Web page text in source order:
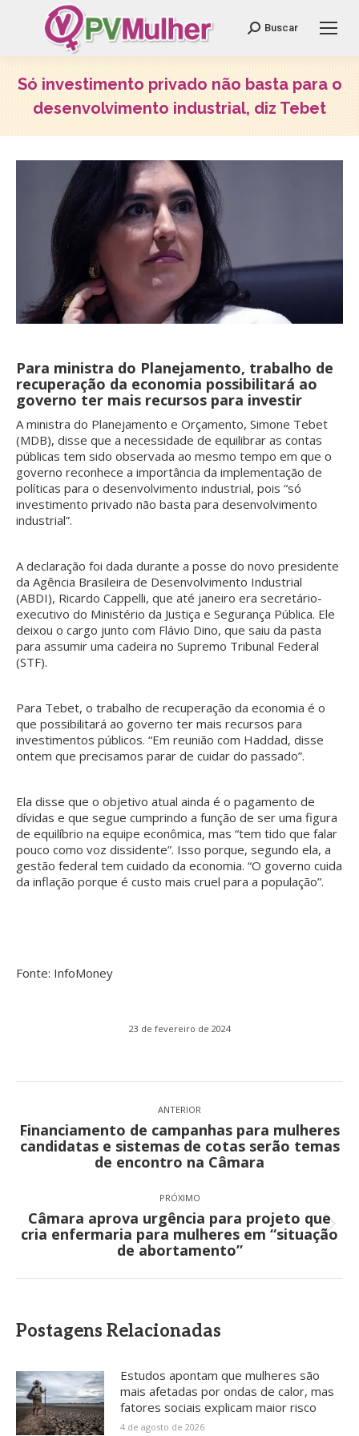
Search:
Buscar
Só investimento privado não basta para o
desenvolvimento industrial, diz Tebet
Para ministra do Planejamento, trabalho de
recuperação da economia possibilitará ao
governo ter mais recursos para investir
A ministra do Planejamento e Orçamento, Simone Tebet
(MDB), disse que a necessidade de equilibrar as contas
públicas tem sido observada ao mesmo tempo em que o
governo reconhece a importância da implementação de
políticas para o desenvolvimento industrial, pois “só
investimento privado não basta para desenvolvimento
industrial”.
A declaração foi dada durante a posse do novo presidente
da Agência Brasileira de Desenvolvimento Industrial
(ABDI), Ricardo Cappelli, que até janeiro era secretário-
executivo do Ministério da Justiça e Segurança Pública. Ele
deixou o cargo junto com Flávio Dino, que saiu da pasta
para assumir uma cadeira no Supremo Tribunal Federal
(STF).
Para Tebet, o trabalho de recuperação da economia é o
que possibilitará ao governo ter mais recursos para
investimentos públicos. “Em reunião com Haddad, disse
ontem que precisamos parar de cuidar do passado”.
Ela disse que o objetivo atual ainda é o pagamento de
dívidas e que segue cumprindo a função de ser uma figura
de equilíbrio na equipe econômica, mas “tem tido que falar
pouco como voz dissidente”. Isso porque, segundo ela, a
gestão federal tem cuidado da economia. “O governo cuida
da inflação porque é custo mais cruel para a população”.
Fonte: InfoMoney
23 de fevereiro de 2024
post:
ANTERIOR
Post
anterior:
Financiamento de campanhas para mulheres
candidatas e sistemas de cotas serão temas
de encontro na Câmara
PRÓXIMO
Próximo
post:
Câmara aprova urgência para projeto que
cria enfermaria para mulheres em “situação
de abortamento”
Postagens Relacionadas
Estudos apontam que mulheres são
mais afetadas por ondas de calor, mas
fatores sociais explicam maior risco
4 de agosto de 2026